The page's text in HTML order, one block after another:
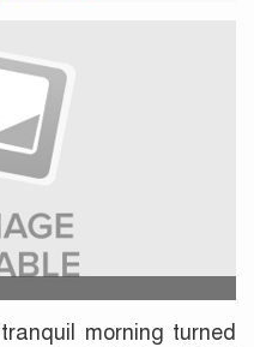
morning turned